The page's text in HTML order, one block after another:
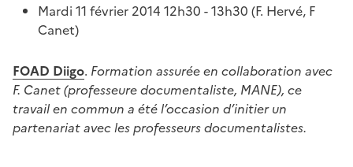
Mardi 11 février 2014 12h30 - 13h30 (F. Hervé, F
Canet)
FOAD Diigo. Formation assurée en collaboration avec
F. Canet (professeure documentaliste, MANE), ce
travail en commun a été l’occasion d’initier un
partenariat avec les professeurs documentalistes.